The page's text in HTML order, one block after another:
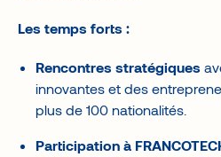
Les temps forts :
Rencontres stratégiques
innovantes et des
plus de 100 nationalités.
Participation à